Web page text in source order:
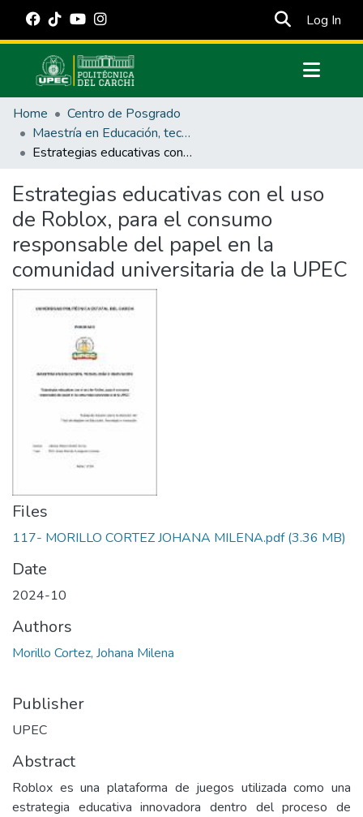
Log In
Communities & Collections
All of DSpace
Statistics
Estadísticas Externas
Manuales
Home
Centro de Posgrado
Maestría en Educación, tecnología e innovación.
Estrategias educativas con el uso de Roblox, para el consumo responsable del papel en la comunidad universitaria de la UPEC
Estrategias educativas con el uso
de Roblox, para el consumo
responsable del papel en la
comunidad universitaria de la UPEC
Files
117- MORILLO CORTEZ JOHANA MILENA.pdf(3.36 MB)
Date
2024-10
Authors
Morillo Cortez, Johana Milena
Publisher
UPEC
Abstract
Roblox es una plataforma de juegos utilizada como una
estrategia educativa innovadora dentro del proceso de